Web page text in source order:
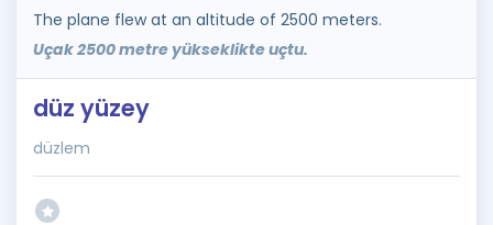
The plane flew at an altitude of 2500 meters.
Uçak 2500 metre yükseklikte uçtu.
düz yüzey
düzlem